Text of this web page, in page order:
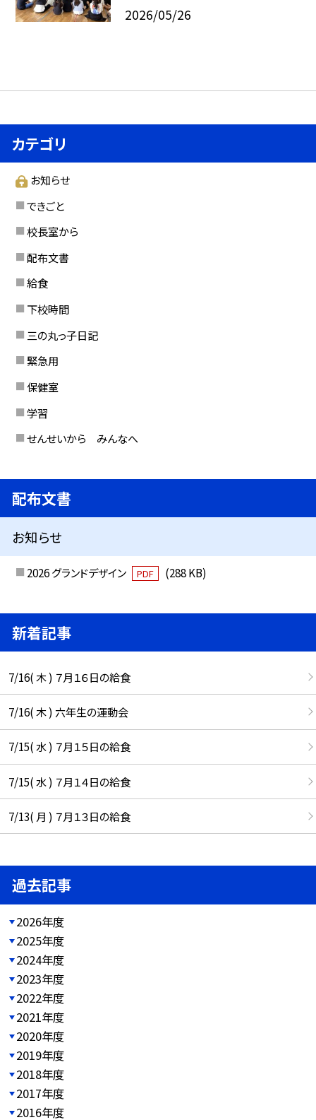
2026/05/26
カテゴリ
お知らせ
できごと
校長室から
配布文書
給食
下校時間
三の丸っ子日記
緊急用
保健室
学習
せんせいから みんなへ
配布文書
お知らせ
2026 グランドデザイン PDF (288 KB)
新着記事
7/16( 木 ) ７月１６日の給食
7/16( 木 ) 六年生の運動会
7/15( 水 ) ７月１５日の給食
7/15( 水 ) ７月１４日の給食
7/13( 月 ) ７月１３日の給食
過去記事
2026年度
2025年度
2024年度
2023年度
2022年度
2021年度
2020年度
2019年度
2018年度
2017年度
2016年度